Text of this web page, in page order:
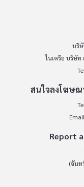
บริษั
ในเครือ บริษัท
สนใจลงโฆษณ
Report
(จันท